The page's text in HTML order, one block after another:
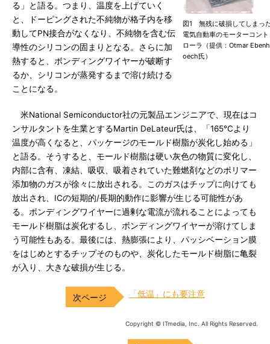
図1 無残に破損してしまっ
電気自動車のモーターコント
ローラ（提供：Otmar Ebenh
oech氏）
る」と語る。つまり、温度を上げていく
と、ドーピングされた不純物が格子内を移
動してPN接合がなくなり、不純物を含む伝
導性のシリコンの固まりとなる。さらに加
熱すると、ボンディングワイヤーが破断す
るか、シリコンが蒸発するまで溶け続ける
ことになる。
米National Semiconductor社の元製品エンジニアで、現在はコ
ンサルタントを生業とするMartin DeLateur氏は、「165℃より
温度が高くなると、パッケージのモールド樹脂が炭化し始める」
と語る。そうすると、モールド樹脂は硬い灰色の物質に変化し、
内部に含有、凍結、吸収、吸着されていた難燃剤などのポリマー
添加物のガスが徐々に放出される。このガスはチップに向けても
放出され、ICの短期的/長期的動作に影響が生じる可能性があ
る。ボンディングワイヤーに過剰な電流が流れることによっても
モールド樹脂は炭化するし、ボンディングワイヤーが溶けてしま
う可能性もある。最後には、熱膨張により、パッシベーション膜
をはじめとするチップそのものや、炭化したモールド樹脂に亀裂
が入り、大きな破損が生じる。
「低温」にも要注意
Copyright © ITmedia, Inc. All Rights Reserved.